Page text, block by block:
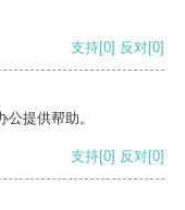
支持[0] 反对[0]
提供帮助。
支持[0] 反对[0]